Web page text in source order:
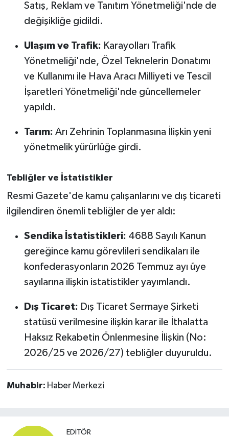
Satış, Reklam ve Tanıtım Yönetmeliği'nde de
değişikliğe gidildi.
Ulaşım ve Trafik: Karayolları Trafik
Yönetmeliği'nde, Özel Teknelerin Donatımı
ve Kullanımı ile Hava Aracı Milliyeti ve Tescil
İşaretleri Yönetmeliği'nde güncellemeler
yapıldı.
Tarım: Arı Zehrinin Toplanmasına İlişkin yeni
yönetmelik yürürlüğe girdi.
Tebliğler ve İstatistikler
Resmi Gazete'de kamu çalışanlarını ve dış ticareti
ilgilendiren önemli tebliğler de yer aldı:
Sendika İstatistikleri: 4688 Sayılı Kanun
gereğince kamu görevlileri sendikaları ile
konfederasyonların 2026 Temmuz ayı üye
sayılarına ilişkin istatistikler yayımlandı.
Dış Ticaret: Dış Ticaret Sermaye Şirketi
statüsü verilmesine ilişkin karar ile İthalatta
Haksız Rekabetin Önlenmesine İlişkin (No:
2026/25 ve 2026/27) tebliğler duyuruldu.
Muhabir: Haber Merkezi
EDITÖR
SİYASET
Sındırgı
SÜRMANŞET
TARİHTE BUGÜN
TEKNOLOJİ
Trend
VİZYONDAKİLER
YAŞAM